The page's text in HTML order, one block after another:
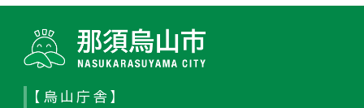
【烏山庁舎】